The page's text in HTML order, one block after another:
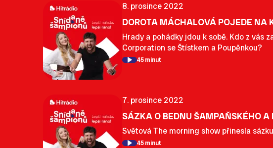
8. prosince 2022
DOROTA MÁCHALOVÁ POJEDE NA
Hrady a pohádky jdou k sobě. Kdo z vás
Corporation se Štístkem a Poupěnkou?
45 minut
7. prosince 2022
SÁZKA O BEDNU ŠAMPAŇSKÉHO
Světová The morning show přinesla
45 minut